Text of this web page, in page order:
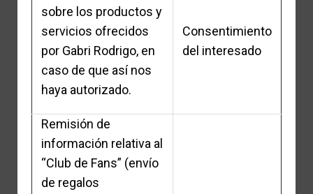
sobre los productos y
servicios ofrecidos
por Gabri Rodrigo, en
caso de que así nos
haya autorizado.
Consentimiento
del interesado
Remisión de
información relativa al
“Club de Fans” (envío
de regalos